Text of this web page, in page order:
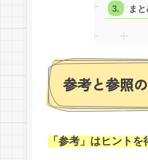
ま
参考と参照
「参考」はヒント